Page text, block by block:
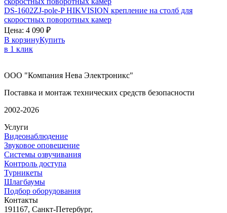
DS-1602ZJ-pole-PHIKVISION крепление на столб для
скоростных поворотных камер
Цена: 4 090 ₽
В корзинуКупить
в 1 клик
ООО "Компания Нева Электроникс"
Поставка и монтаж технических средств безопасности
2002-2026
Услуги
Видеонаблюдение
Звуковое оповещение
Системы озвучивания
Контроль доступа
Турникеты
Шлагбаумы
Подбор оборудования
Контакты
191167, Санкт-Петербург,